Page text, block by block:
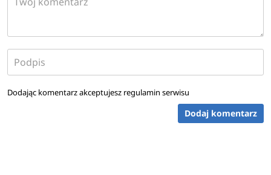
Dodając komentarz akceptujesz regulamin serwisu
Dodaj komentarz